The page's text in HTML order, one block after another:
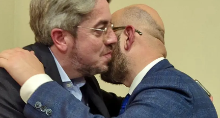
SPORT
CULTURA
AMBIENTE
Streaming
LAC TV
LAC NETWORK